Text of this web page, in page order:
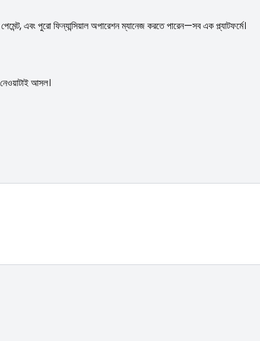
এবং পুরো ফিন্যান্সিয়াল অপারেশন ম্যানেজ করতে পারেন—সব এক প্ল্যাটফর্মে।
আসল।